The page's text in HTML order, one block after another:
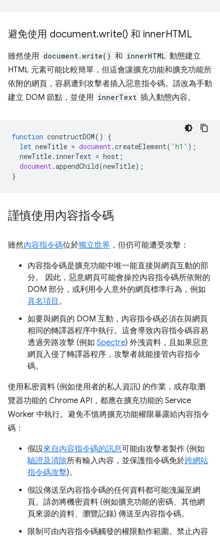
避免使用 document.write() 和 innerHTML
雖然使用 document.write() 和 innerHTML 動態建立
HTML 元素可能比較簡單，但這會讓擴充功能和擴充功能所
依附的網頁，容易遭到攻擊者插入惡意指令碼。請改為手動
建立 DOM 節點，並使用 innerText 插入動態內容。
function constructDOM()
{
let newTitle = document.createElement( 'h1' );
newTitle. innerText = host ;
document.appendChild(newTitle);
}
謹慎使用內容指令碼
雖然內容指令碼位於獨立世界 ，但仍可能遭受攻擊：
內容指令碼是擴充功能中唯一能直接與網頁互動的部
分。 因此，惡意網頁可能會操控內容指令碼所依附的
DOM 部分，或利用令人意外的網頁標準行為，例如
具名項目 。
如要與網頁的 DOM 互動，內容指令碼必須在與網頁
相同的轉譯器程序中執行。這會導致內容指令碼容易
透過旁路攻擊 (例如 Spectre) 外洩資料，且如果惡意
網頁入侵了轉譯器程序，攻擊者就能接管內容指令
碼。
使用私密資料 (例如使用者的私人資訊) 的作業，或存取瀏
覽器功能的 Chrome API，都應在擴充功能的 Service
Worker 中執行。避免不慎將擴充功能權限暴露給內容指令
碼：
假設來自內容指令碼的訊息可能由攻擊者製作 (例如
驗證及清除所有輸入內容，並保護指令碼免於跨網站
指令碼攻擊)。
假設傳送至內容指令碼的任何資料都可能洩漏至網
頁。請勿將機密資料 (例如擴充功能的密碼、其他網
頁來源的資料、瀏覽記錄) 傳送至內容指令碼。
限制可由內容指令碼觸發的權限動作範圍。禁止內容